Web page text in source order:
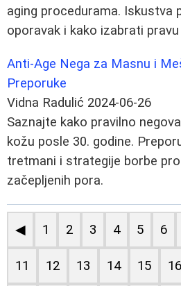
aging procedurama. Iskustva
oporavak i kako izabrati pravu
Anti-Age Nega za Masnu i
Preporuke
Vidna Radulić 2024-06-26
Saznajte kako pravilno
kožu posle 30. godine.
tretmani i strategije borbe
začepljenih pora.
◀ 1 2 3 4 5 6
11 12 13 14 15 16